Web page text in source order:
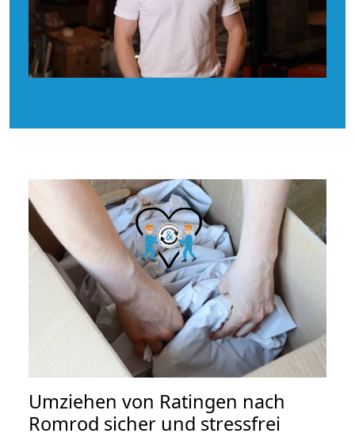
Umziehen von Ratingen nach
Romrod sicher und stressfrei